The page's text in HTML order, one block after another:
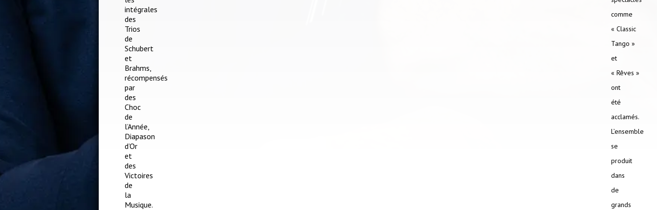
intégrales
des
Trios
de
Schubert
et
Brahms,
récompensés
par
des
Choc
de
l’Année,
Diapason
d’Or
et
des
Victoires
de
la
Musique.
comme
« Classic
Tango »
et
« Rêves »
ont
été
acclamés.
L’ensemble
se
produit
dans
de
grands